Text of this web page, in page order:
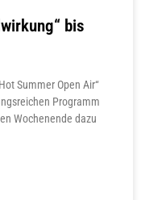
bis
Summer Open Air“
Programm
Wochenende dazu